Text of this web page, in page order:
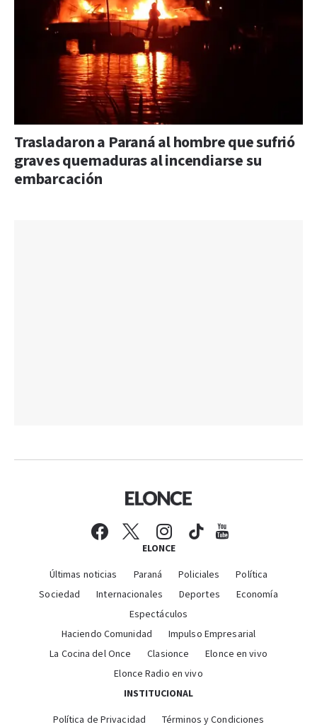
Trasladaron a Paraná al hombre que sufrió
graves quemaduras al incendiarse su
embarcación
ELONCE
Últimas noticias Paraná Policiales
Política
Sociedad
Internacionales Deportes
Economía
Espectáculos
Haciendo Comunidad
Impulso Empresarial
La Cocina del Once
Clasionce
Elonce en vivo
Elonce Radio en vivo
INSTITUCIONAL
Política de Privacidad Términos y Condiciones